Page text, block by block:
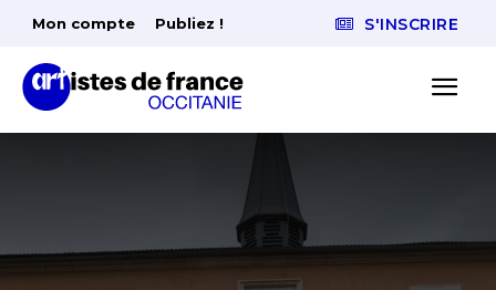
Mon compte Publiez ! S'INSCRIRE